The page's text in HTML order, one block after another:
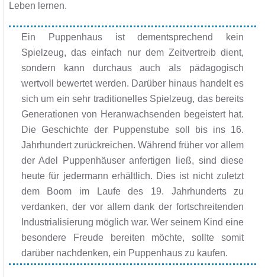
Leben lernen.
Ein Puppenhaus ist dementsprechend kein
Spielzeug, das einfach nur dem Zeitvertreib dient,
sondern kann durchaus auch als pädagogisch
wertvoll bewertet werden. Darüber hinaus handelt es
sich um ein sehr traditionelles Spielzeug, das bereits
Generationen von Heranwachsenden begeistert hat.
Die Geschichte der Puppenstube soll bis ins 16.
Jahrhundert zurückreichen. Während früher vor allem
der Adel Puppenhäuser anfertigen ließ, sind diese
heute für jedermann erhältlich. Dies ist nicht zuletzt
dem Boom im Laufe des 19. Jahrhunderts zu
verdanken, der vor allem dank der fortschreitenden
Industrialisierung möglich war. Wer seinem Kind eine
besondere Freude bereiten möchte, sollte somit
darüber nachdenken, ein Puppenhaus zu kaufen.